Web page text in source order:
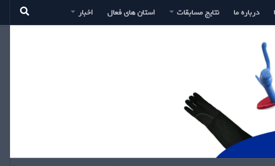
درباره ما نتایج مسابقات استان های فعال اخبار